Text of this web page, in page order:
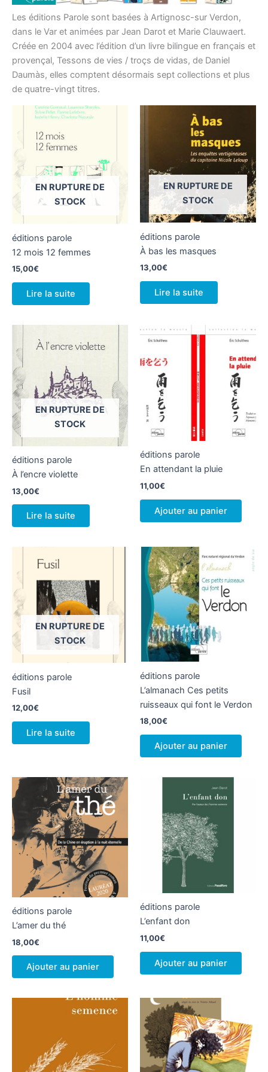
Les éditions Parole sont basées à Artignosc-sur Verdon,
dans le Var et animées par Jean Darot et Marie Clauwaert.
Créée en 2004 avec l’édition d’un livre bilingue en français et
provençal, Tessons de vies / troçs de vidas, de Daniel
Daumàs, elles comptent désormais sept collections et plus
de quatre-vingt titres.
EN RUPTURE DE
STOCK
éditions parole
12 mois 12 femmes
15,00€
Lire la suite
EN RUPTURE DE
STOCK
éditions parole
À bas les masques
13,00€
Lire la suite
EN RUPTURE DE
STOCK
éditions parole
À l’encre violette
13,00€
Lire la suite
éditions parole
En attendant la pluie
11,00€
Ajouter au panier
EN RUPTURE DE
STOCK
éditions parole
Fusil
12,00€
Lire la suite
éditions parole
L’almanach Ces petits
ruisseaux qui font le Verdon
18,00€
Ajouter au panier
éditions parole
L’amer du thé
18,00€
Ajouter au panier
éditions parole
L’enfant don
11,00€
Ajouter au panier